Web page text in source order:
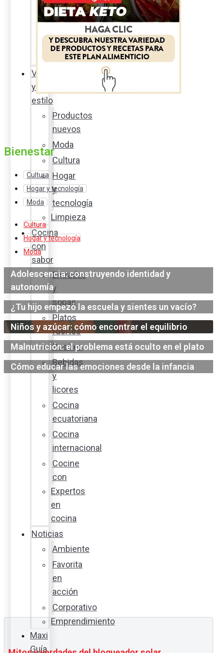
Sexualidad
responsable
la
percha
Vida
y
estilo
Productos
nuevos
Moda
Cultura
Hogar
y
tecnología
Limpieza
Cocina
con
sabor
Entradas
y
sopas
Platos
fuertes
Postres
Bebidas
y
licores
Cocina
ecuatoriana
Cocina
internacional
Cocine
con
Expertos
en
cocina
Noticias
Ambiente
Favorita
en
acción
Corporativo
Emprendimiento
Maxi
Guía
Bienestar
Cultura
Hogar y tecnología
Moda
Cultura
Hogar y tecnología
Moda
Adolescencia: construyendo identidad y
autonomía
¿Tu hijo empezó la escuela y sientes un vacío?
Niños y azúcar: cómo encontrar el equilibrio
Malnutrición: el problema está oculto en el plato
Cómo educar las emociones desde la infancia